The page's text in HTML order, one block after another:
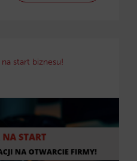
start biznesu!